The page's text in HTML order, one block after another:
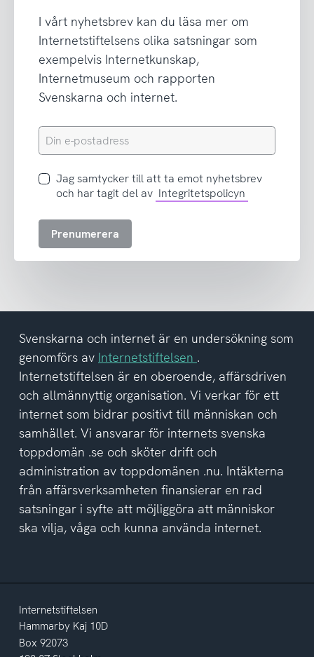
I vårt nyhetsbrev kan du läsa mer om
Internetstiftelsens olika satsningar som
exempelvis Internetkunskap,
Internetmuseum och rapporten
Svenskarna och internet.
Din
e-
Jag
samtycker
att
del
av
integritetspolicyn
Jag samtycker till att ta emot nyhetsbrev
och har tagit del av Integritetspolicyn
Prenumerera
Svenskarna och internet är en undersökning som
genomförs av Internetstiftelsen .
Internetstiftelsen är en oberoende, affärsdriven
och allmännyttig organisation. Vi verkar för ett
internet som bidrar positivt till människan och
samhället. Vi ansvarar för internets svenska
toppdomän .se och sköter drift och
administration av toppdomänen .nu. Intäkterna
från affärsverksamheten finansierar en rad
satsningar i syfte att möjliggöra att människor
ska vilja, våga och kunna använda internet.
Internetstiftelsen
Hammarby Kaj 10D
Box 92073